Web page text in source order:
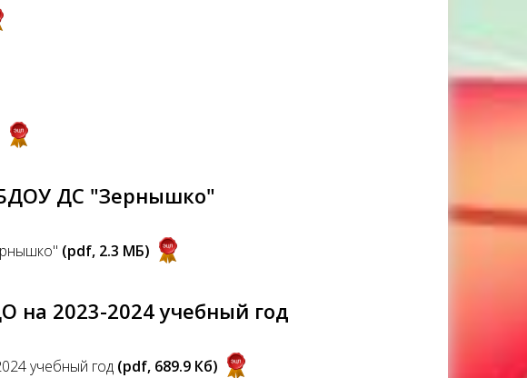
ДС "Зернышко"
(pdf, 2.3 MБ)
на 2023-2024 учебный год
учебный год (pdf, 689.9 Кб)